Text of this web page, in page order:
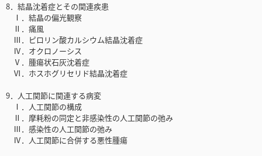
8．結晶沈着症とその関連疾患
Ⅰ．結晶の偏光観察
Ⅱ．痛風
Ⅲ．ピロリン酸カルシウム結晶沈着症
Ⅳ．オクロノーシス
Ⅴ．腫瘍状石灰沈着症
Ⅵ．ホスホグリセリド結晶沈着症
9．人工関節に関連する病変
Ⅰ．人工関節の構成
Ⅱ．摩耗粉の同定と非感染性の人工関節の弛み
Ⅲ．感染性の人工関節の弛み
Ⅳ．人工関節に合併する悪性腫瘍